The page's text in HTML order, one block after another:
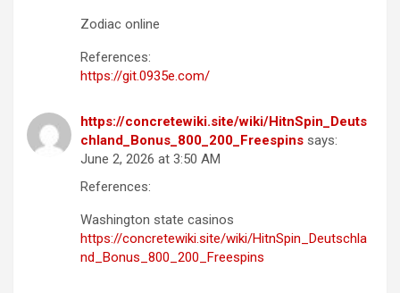
Zodiac online
References:
https://git.0935e.com/
https://concretewiki.site/wiki/HitnSpin_Deuts
chland_Bonus_800_200_Freespins says:
June 2, 2026 at 3:50 AM
References:
Washington state casinos
https://concretewiki.site/wiki/HitnSpin_Deutschla
nd_Bonus_800_200_Freespins